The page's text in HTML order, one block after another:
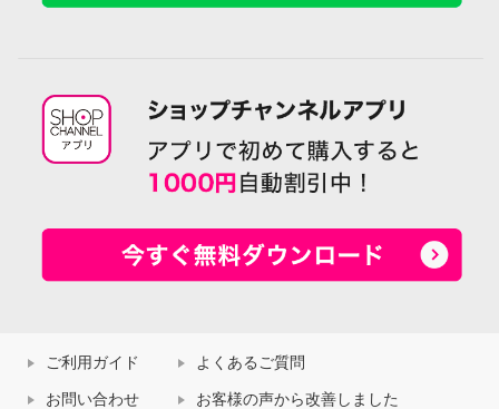
ご利用ガイド よくあるご質問
お問い合わせ お客様の声から改善しました